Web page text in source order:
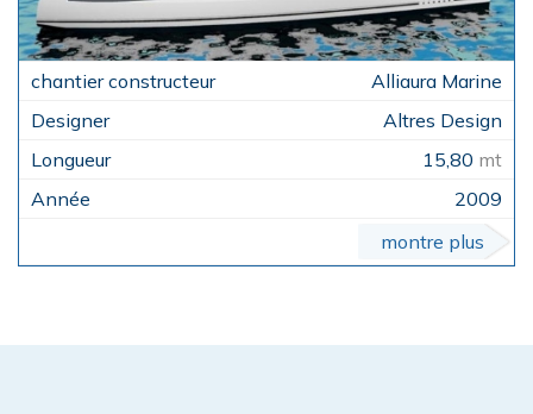
Alliaura Marine
Altres Design
15,80 mt
2009
montre plus